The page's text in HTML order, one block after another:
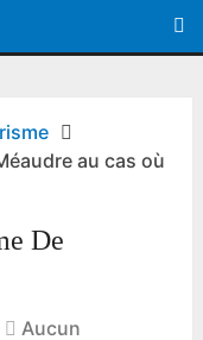
au cas où
De
Aucun